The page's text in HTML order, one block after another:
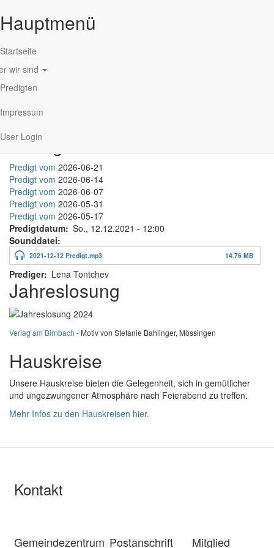
Direkt zum Inhalt
Hauptmenü
Startseite
wir sind
Predigten
Impressum
User Login
Predigt-Mitschnitte
Predigt vom 2026-06-21
Predigt vom 2026-06-14
Predigt vom 2026-06-07
Predigt vom 2026-05-31
Predigt vom 2026-05-17
Predigtdatum So., 12.12.2021 - 12:00
Sounddatei
2021-12-12 Predigt.mp3 14.76 MB
Prediger Lena Tontchev
Jahreslosung
Verlag am Birnbach - Motiv von Stefanie Bahlinger, Mössingen
Hauskreise
Unsere Hauskreise bieten die Gelegenheit, sich in gemütlicher
und ungezwungener Atmosphäre nach Feierabend zu treffen.
Mehr Infos zu den Hauskreisen hier.
Kontakt
Gemeindezentrum Postanschrift Mitglied